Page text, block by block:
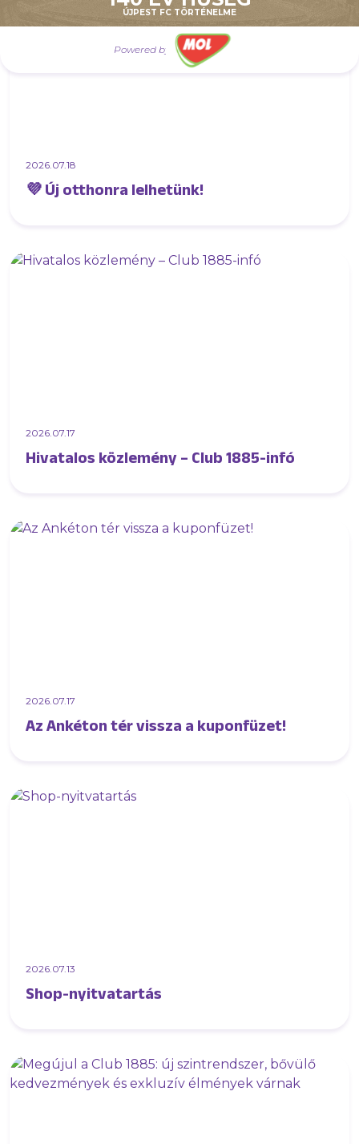
ÚJPEST FC TÖRTÉNELME
Powered by
2026.07.18
💜 Új otthonra lelhetünk!
2026.07.17
Hivatalos közlemény – Club 1885-infó
2026.07.17
Az Ankéton tér vissza a kuponfüzet!
2026.07.13
Shop-nyitvatartás